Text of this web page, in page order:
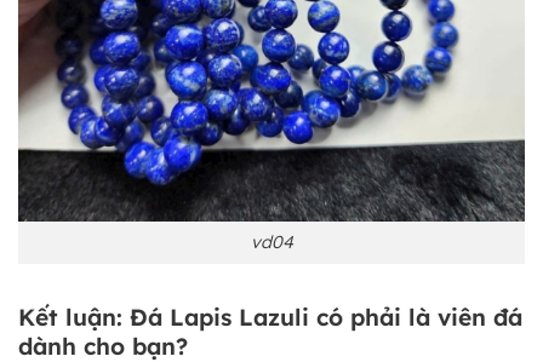
vd04
Kết luận: Đá Lapis Lazuli có phải là viên đá
dành cho bạn?